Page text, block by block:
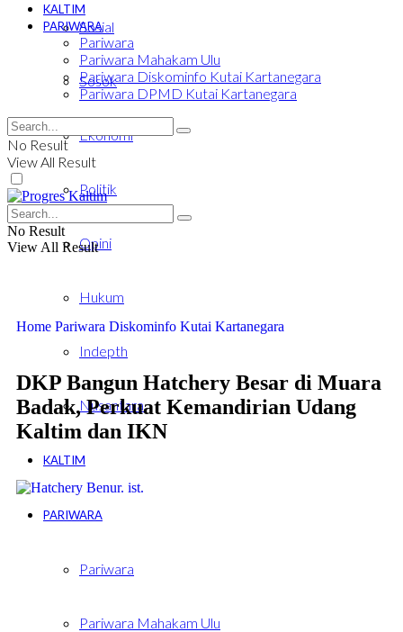
Sosial
Sosok
Ekonomi
Politik
Opini
Hukum
Indepth
Nusantara
KALTIM
PARIWARA
Pariwara
Pariwara Mahakam Ulu
KALTIM
PARIWARA
Pariwara
Pariwara Mahakam Ulu
Pariwara Diskominfo Kutai Kartanegara
Pariwara DPMD Kutai Kartanegara
No Result
View All Result
No Result
View All Result
Home Pariwara Diskominfo Kutai Kartanegara
DKP Bangun Hatchery Besar di Muara
Badak, Perkuat Kemandirian Udang
Kaltim dan IKN